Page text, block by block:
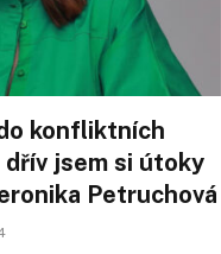
konfliktních
dřív jsem si útoky
Petruchová